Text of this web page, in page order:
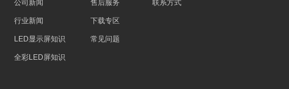
公司新闻
行业新闻
LED显示屏知识
全彩LED屏知识
售后服务
下载专区
常见问题
联系方式